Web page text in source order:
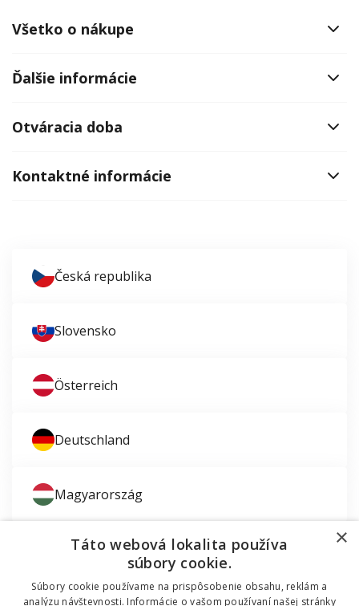
Všetko o nákupe
Ďalšie informácie
Otváracia doba
Kontaktné informácie
Česká republika
Slovensko
Österreich
Deutschland
Magyarország
×
Táto webová lokalita používa
súbory cookie.
Súbory cookie používame na prispôsobenie obsahu, reklám a
analýzu návštevnosti. Informácie o vašom používaní našej stránky